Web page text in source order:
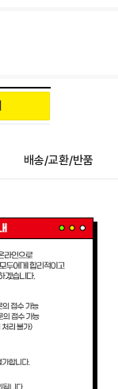
배송/교환/반품